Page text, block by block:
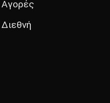
Αγορές
Διεθνή